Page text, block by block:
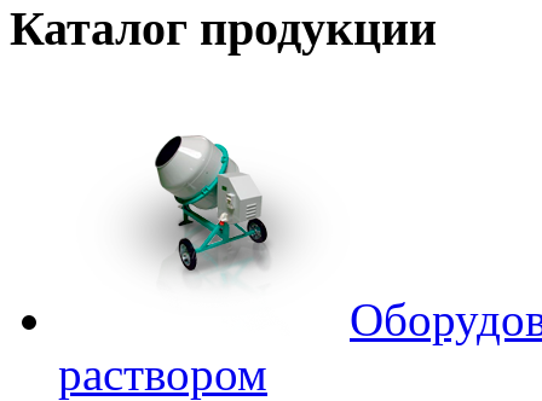
Каталог продукции
раствором